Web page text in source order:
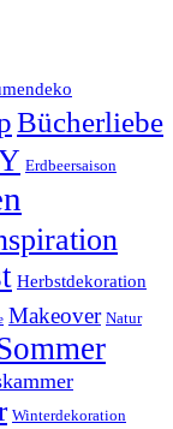
Bücherliebe
Erdbeersaison
Herbstdekoration
Makeover Natur
Winterdekoration